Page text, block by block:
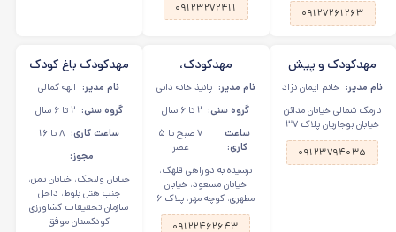
۰۹۱۲۷۲۶۱۲۶۳
۰۹۱۲۳۲۷۲۴۱۱
مهدکودک و پیش
دبستانی دو زبانه آرین
نام مدیر: خانم ایمان نژاد
نارمک شمالی خیابان مدائن
خیابان بوجاریان پلاک ۳۷
۰۹۱۲۳۷۹۴۰۳۵
مهدکودک،
کودکستان موفق در
قلهک
نام مدیر: پانیذ خانه دانی
گروه سنی: ۲ تا ۶ سال
ساعت
کاری:
۷ صبح تا ۵
عصر
نرسیده به دوراهی قلهک،
خیابان مسعود، خیابان
مطهری، کوچه مهر، پلاک ۶
۰۹۱۲۲۴۶۲۶۴۳
مهدکودک باغ کودک
موفق در ولنجک
نام مدیر: الهه کمالی
گروه سنی: ۲ تا ۶ سال
ساعت کاری: ۸ تا ۱۶
مجوز:
خیابان ولنجک، خیابان یمن،
جنب هتل بلوط، داخل
سازمان تحقیقات کشاورزی
کودکستان موفق